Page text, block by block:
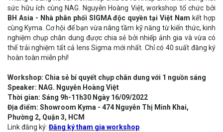
sức hữu ích cùng NAG. Nguyễn Hoàng Việt, workshop tổ chức bởi
BH Asia - Nhà phân phối SIGMA độc quyền tại Việt Nam kết hợp
cùng Kyma. Cơ hội để bạn vừa nâng tầm kỹ năng từ kiến thức, kinh
nghiệm chụp chân dung được chia sẻ bởi nhiếp ảnh gia và vừa có
thể trải nghiệm tất cả lens Sigma mới nhất. Chỉ có 40 suất đăng ký
hoàn toàn miễn phí!
Workshop: Chia sẻ bí quyết chụp chân dung với 1 nguồn sáng
Speaker: NAG. Nguyễn Hoàng Việt
Thời gian: Sáng 9h-11h30 Ngày 16/09/2022
Địa điểm: Showroom Kyma - 474 Nguyễn Thị Minh Khai,
Phường 2, Quận 3, HCM
Link đăng ký: Đăng ký tham gia workshop